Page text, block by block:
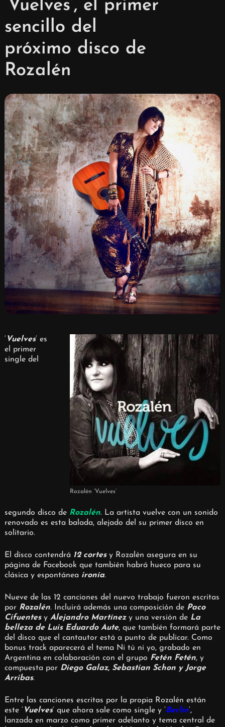
‘Vuelves’, el primer
sencillo del
próximo disco de
Rozalén
Rozalén ‘Vuelves’
‘ Vuelves‘ es
el primer
single del
segundo disco de Rozalén. La artista vuelve con un sonido
renovado es esta balada, alejado del su primer disco en
solitario.
El disco contendrá 12 cortesy Rozalén asegura en su
página de Facebook que también habrá hueco para su
clásica y espontánea ironía.
Nueve de las 12 canciones del nuevo trabajo fueron escritas
por Rozalén. Incluirá además una composición de Paco
Cifuentesy Alejandro Martínezy una versión de La
belleza de Luis Eduardo Aute, que también formará parte
del disco que el cantautor está a punto de publicar. Como
bonus track aparecerá el tema Ni tú ni yo, grabado en
Argentina en colaboración con el grupo Fetén Fetén, y
compuesta por Diego Galaz, Sebastian Schon y Jorge
Arribas.
Entre las canciones escritas por la propia Rozalén están
este ‘ Vuelves‘ que ahora sale como single y ‘Berlín‘,
lanzada en marzo como primer adelanto y tema central de